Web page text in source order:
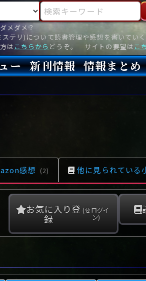
メダメ？
テリ)について読書管理や感想を書いてい
は こちらから どうぞ。 サイトの要望は こ
検索キーワード
ノ
ホ
モ
ー 新刊情報 情報まとめ
感想 (2) 他に見られている
お気に入り登
録
(要ログイ
ン)